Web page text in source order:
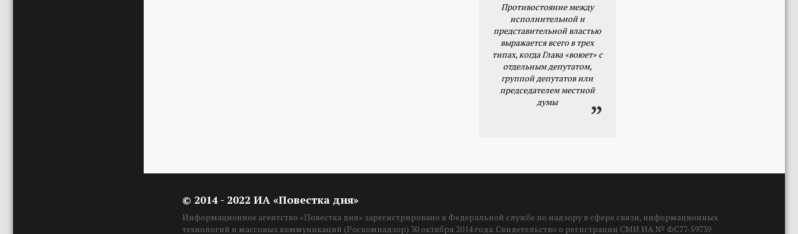
Противостояние между
исполнительной и
представительной властью
выражается всего в трех
типах, когда Глава «воюет» с
отдельным депутатом,
группой депутатов или
председателем местной
думы
© 2014 - 2022 ИА «Повестка дня»
Информационное агентство «Повестка дня» зарегистрировано в Федеральной службе по надзору в сфере связи, информационных
технологий и массовых коммуникаций (Роскомнадзор) 30 октября 2014 года. Свидетельство о регистрации СМИ ИА № ФС77-59739